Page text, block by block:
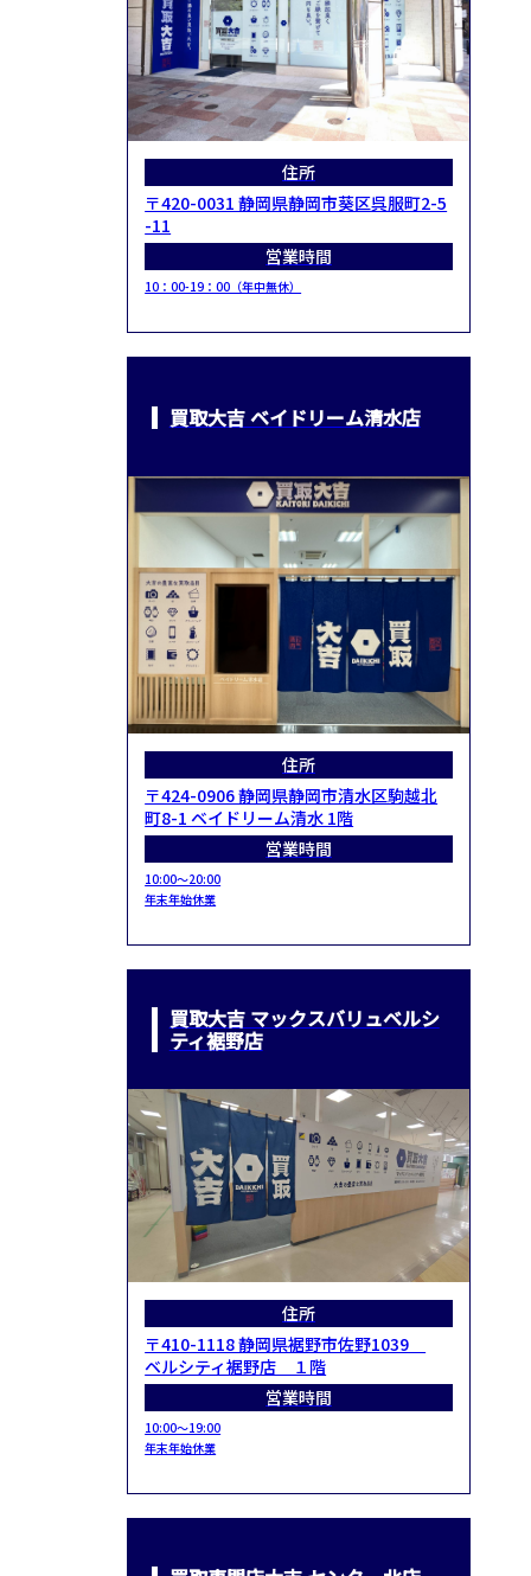
住所
〒420-0031 静岡県静岡市葵区呉服町2-5
-11
営業時間
10：00-19：00（年中無休）
買取大吉 ベイドリーム清水店
住所
〒424-0906 静岡県静岡市清水区駒越北
町8-1 ベイドリーム清水 1階
営業時間
10:00～20:00
年末年始休業
買取大吉 マックスバリュベルシ
ティ裾野店
住所
〒410-1118 静岡県裾野市佐野1039
ベルシティ裾野店 １階
営業時間
10:00～19:00
年末年始休業